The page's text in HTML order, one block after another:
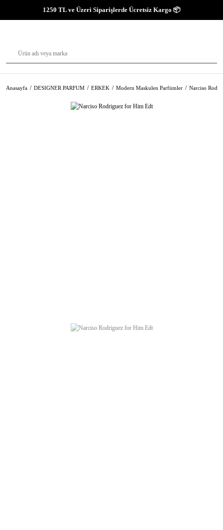
1250 TL ve Üzeri Siparişlerde Ücretsiz Kargo 📦
Anasayfa DESIGNER PARFUM ERKEK Modern Maskulen Parfümler Narciso